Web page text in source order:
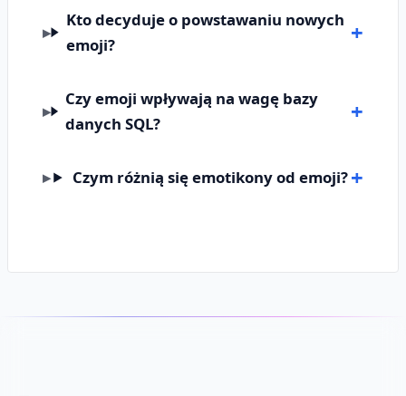
Kto decyduje o powstawaniu nowych
emoji?
Czy emoji wpływają na wagę bazy
danych SQL?
Czym różnią się emotikony od emoji?